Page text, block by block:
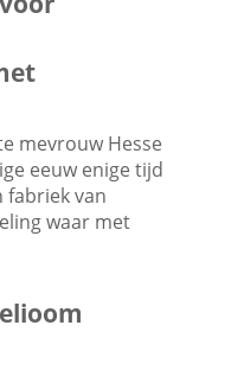
mevrouw Hesse
eeuw enige tijd
fabriek van
waar met